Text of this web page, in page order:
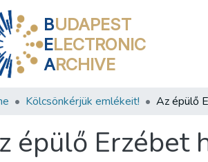
BUDAPEST
ELECTRONIC
ARCHIVE
Kölcsönkérjük emlékeit! Az épülő
épülő Erzébet